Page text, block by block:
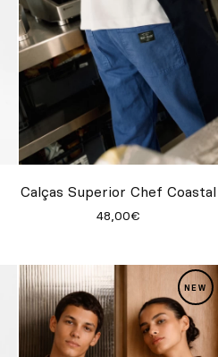
Calças Superior Chef Coastal
48,00€